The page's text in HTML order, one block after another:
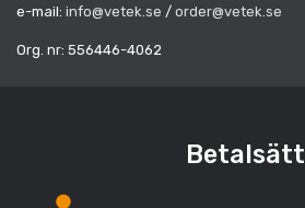
e-mail: info@vetek.se / order@vetek.se
Org. nr: 556446-4062
Betalsätt